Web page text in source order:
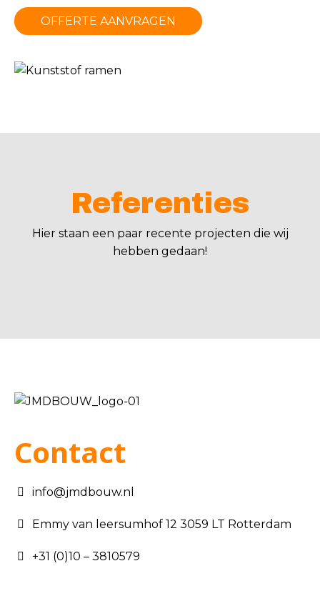
OFFERTE AANVRAGEN
Referenties
Hier staan een paar recente projecten die wij
hebben gedaan!
Contact
info@jmdbouw.nl
Emmy van leersumhof 12 3059 LT Rotterdam
+31 (0)10 – 3810579